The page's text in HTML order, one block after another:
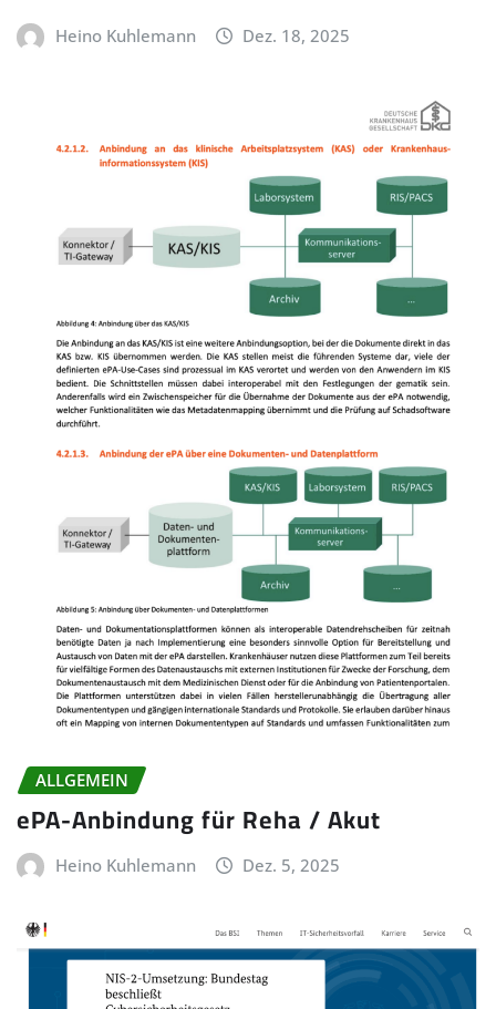
Heino Kuhlemann Dez. 18, 2025
ALLGEMEIN
ePA-Anbindung für Reha / Akut
Heino Kuhlemann Dez. 5, 2025